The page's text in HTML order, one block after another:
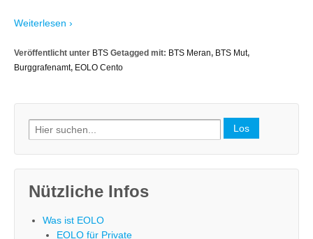
Weiterlesen ›
Veröffentlicht unter BTS Getagged mit: BTS Meran, BTS Mut,
Burggrafenamt, EOLO Cento
Search
for:
Nützliche Infos
Was ist EOLO
EOLO für Private